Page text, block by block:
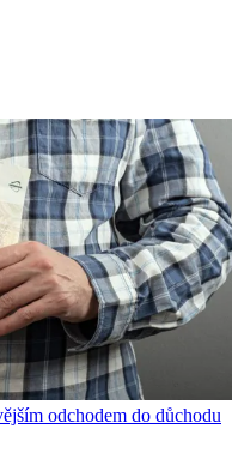
odchodem do důchodu